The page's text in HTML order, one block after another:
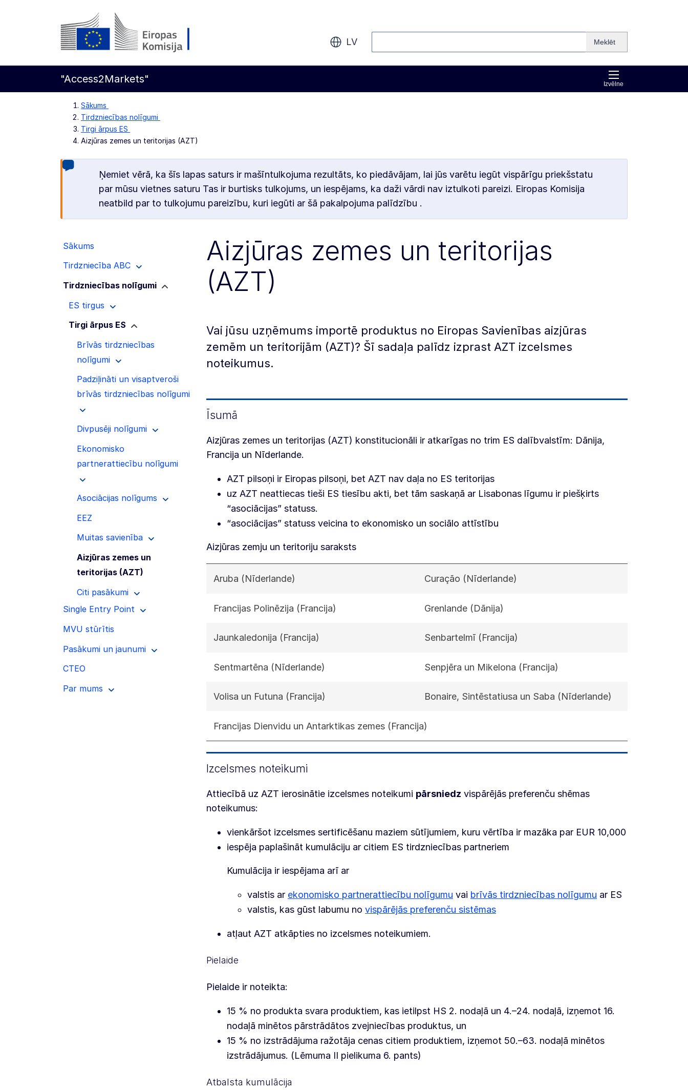
Pāriet uz galveno saturu
LV Meklēt
Izvēlne
"Access2Markets"
Sākums
Tirdzniecības nolīgumi
Tirgi ārpus ES
Aizjūras zemes un teritorijas (AZT)
Ņemiet vērā, ka šīs lapas saturs ir mašīntulkojuma rezultāts, ko piedāvājam, lai jūs varētu iegūt vispārīgu priekšstatu
par mūsu vietnes saturu Tas ir burtisks tulkojums, un iespējams, ka daži vārdi nav iztulkoti pareizi. Eiropas Komisija
neatbild par to tulkojumu pareizību, kuri iegūti ar šā pakalpojuma palīdzību .
Sākums
Tirdzniecība ABC
Tirdzniecības nolīgumi
ES tirgus
Tirgi ārpus ES
Brīvās tirdzniecības
nolīgumi
Padziļināti un visaptveroši
brīvās tirdzniecības nolīgumi
Divpusēji nolīgumi
Ekonomisko
partnerattiecību nolīgumi
Asociācijas nolīgums
EEZ
Muitas savienība
Aizjūras zemes un
teritorijas (AZT)
Citi pasākumi
Single Entry Point
MVU stūrītis
Pasākumi un jaunumi
CTEO
Par mums
Aizjūras zemes un teritorijas
(AZT)
Vai jūsu uzņēmums importē produktus no Eiropas Savienības aizjūras
zemēm un teritorijām (AZT)? Šī sadaļa palīdz izprast AZT izcelsmes
noteikumus.
Īsumā
Aizjūras zemes un teritorijas (AZT) konstitucionāli ir atkarīgas no trim ES dalībvalstīm: Dānija,
Francija un Nīderlande.
AZT pilsoņi ir Eiropas pilsoņi, bet AZT nav daļa no ES teritorijas
uz AZT neattiecas tieši ES tiesību akti, bet tām saskaņā ar Lisabonas līgumu ir piešķirts
“asociācijas” statuss.
“asociācijas” statuss veicina to ekonomisko un sociālo attīstību
Aizjūras zemju un teritoriju saraksts
Aruba (Nīderlande) Curação (Nīderlande)
Francijas Polinēzija (Francija) Grenlande (Dānija)
Jaunkaledonija (Francija) Senbartelmī (Francija)
Sentmartēna (Nīderlande) Senpjēra un Mikelona (Francija)
Volisa un Futuna (Francija) Bonaire, Sintēstatiusa un Saba (Nīderlande)
Francijas Dienvidu un Antarktikas zemes (Francija)
Izcelsmes noteikumi
Attiecībā uz AZT ierosinātie izcelsmes noteikumi pārsniedz vispārējās preferenču shēmas
noteikumus:
vienkāršot izcelsmes sertificēšanu maziem sūtījumiem, kuru vērtība ir mazāka par EUR 10,000
iespēja paplašināt kumulāciju ar citiem ES tirdzniecības partneriem
Kumulācija ir iespējama arī ar
valstis ar ekonomisko partnerattiecību nolīgumu vai brīvās tirdzniecības nolīgumu ar ES
valstis, kas gūst labumu no vispārējās preferenču sistēmas
atļaut AZT atkāpties no izcelsmes noteikumiem.
Pielaide
Pielaide ir noteikta:
15 % no produkta svara produktiem, kas ietilpst HS 2. nodaļā un 4.–24. nodaļā, izņemot 16.
nodaļā minētos pārstrādātos zvejniecības produktus, un
15 % no izstrādājuma ražotāja cenas citiem produktiem, izņemot 50.–63. nodaļā minētos
izstrādājumus. (Lēmuma II pielikuma 6. pants)
Atbalsta kumulācija